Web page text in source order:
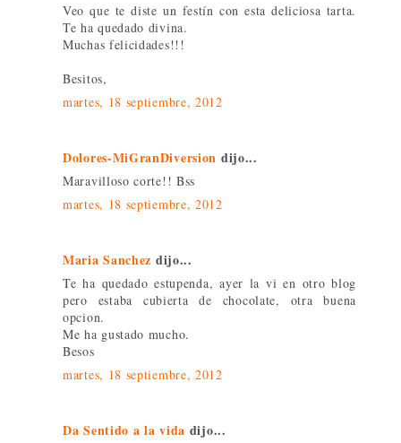
Veo que te diste un festín con esta deliciosa tarta.
Te ha quedado divina.
Muchas felicidades!!!
Besitos,
martes, 18 septiembre, 2012
Dolores-MiGranDiversion dijo...
Maravilloso corte!! Bss
martes, 18 septiembre, 2012
Maria Sanchez dijo...
Te ha quedado estupenda, ayer la vi en otro blog
pero estaba cubierta de chocolate, otra buena
opcion.
Me ha gustado mucho.
Besos
martes, 18 septiembre, 2012
Da Sentido a la vida dijo...